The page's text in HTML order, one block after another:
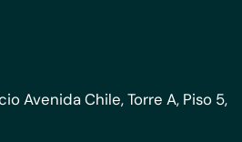
Avenida Chile, Torre A, Piso 5,